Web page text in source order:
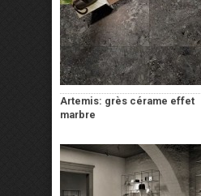
Artemis: grès cérame effet
marbre